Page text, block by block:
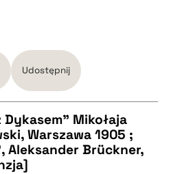
Udostępnij
Mikołaja
Warszawa 1905 ;
Aleksander Brückner,